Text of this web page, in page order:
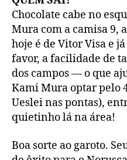
Chocolate cabe no
Mura com a camisa 9,
hoje é de Vitor Visa e
favor, a facilidade de
dos campos — o que
Kami Mura optar pelo
Ueslei nas pontas),
quietinho lá na área!
Boa sorte ao garoto.